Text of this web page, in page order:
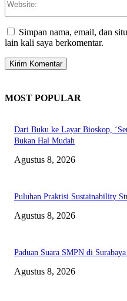
Simpan nama, email, dan
lain kali saya berkomentar.
MOST POPULAR
Dari Buku ke Layar Bioskop,
Bukan Hal Mudah
Agustus 8, 2026
Puluhan Praktisi Sustainability
Agustus 8, 2026
Paduan Suara SMPN di
Agustus 8, 2026